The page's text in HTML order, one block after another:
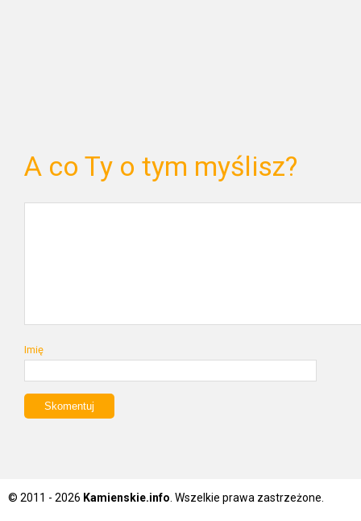
A co Ty o tym myślisz?
Imię
© 2011 - 2026 Kamienskie.info . Wszelkie prawa zastrzeżone.